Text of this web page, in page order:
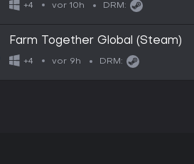
+4 vor 10h DRM:
Farm Together Global (Steam)
+4 vor 9h DRM: